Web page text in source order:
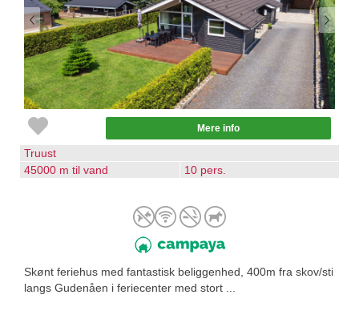
Mere info
Truust
45000 m til vand
10 pers.
Skønt feriehus med fantastisk beliggenhed, 400m fra skov/sti
langs Gudenåen i feriecenter med stort ...